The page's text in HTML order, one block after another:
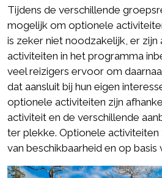
Tijdens de verschillende
mogelijk om optionele
is zeker niet noodzakelijk, er zijn
activiteiten in het programma
veel reizigers ervoor om
dat aansluit bij hun eigen
optionele activiteiten zijn
activiteit en de verschillende
ter plekke. Optionele activiteiten
van beschikbaarheid en op basis